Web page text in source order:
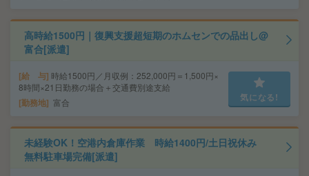
高時給1500円｜復興支援超短期のホムセンでの品出し@
富合[派遣]
給 与 時給1500円／月収例：252,000円＝1,500円×
8時間×21日勤務の場合＋交通費別途支給
勤務地 富合 気になる!
未経験OK！空港内倉庫作業 時給1400円/土日祝休み
無料駐車場完備[派遣]